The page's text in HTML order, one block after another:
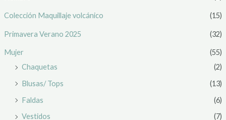
Colección Maquillaje volcánico (15)
Primavera Verano 2025 (32)
Mujer
(55)
Chaquetas
(2)
Blusas/ Tops
(13)
Faldas
(6)
Vestidos
(7)